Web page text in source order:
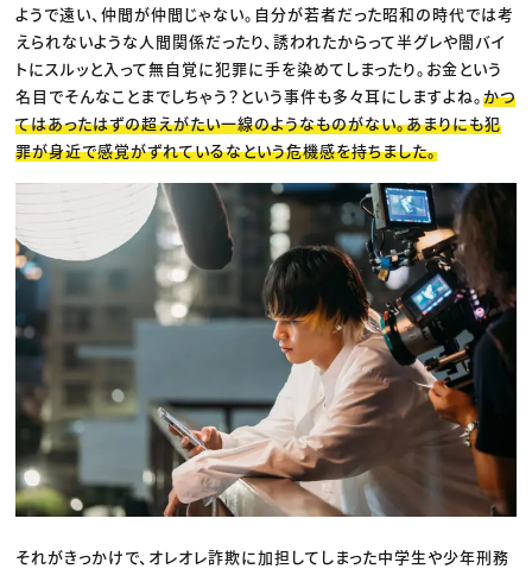
ようで遠い、仲間が仲間じゃない。自分が若者だった昭和の時代では考
えられないような人間関係だったり、誘われたからって半グレや闇バイ
トにスルッと入って無自覚に犯罪に手を染めてしまったり。お金という
名目でそんなことまでしちゃう？という事件も多々耳にしますよね。かつ
てはあったはずの超えがたい一線のようなものがない。あまりにも犯
罪が身近で感覚がずれているなという危機感を持ちました。
それがきっかけで、オレオレ詐欺に加担してしまった中学生や少年刑務